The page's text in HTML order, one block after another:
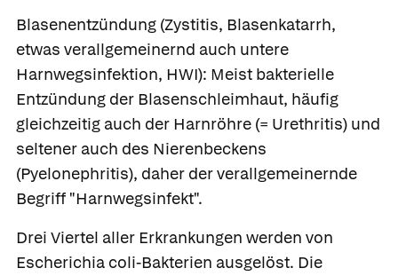
Blasenentzündung (Zystitis, Blasenkatarrh,
etwas verallgemeinernd auch untere
Harnwegsinfektion, HWI): Meist bakterielle
Entzündung der Blasenschleimhaut, häufig
gleichzeitig auch der Harnröhre (= Urethritis) und
seltener auch des Nierenbeckens
(Pyelonephritis), daher der verallgemeinernde
Begriff "Harnwegsinfekt".
Drei Viertel aller Erkrankungen werden von
Escherichia coli-Bakterien ausgelöst. Die